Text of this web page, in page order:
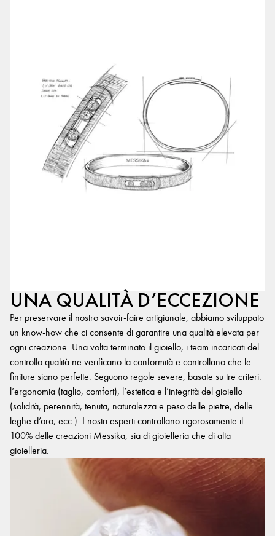
UNA QUALITÀ D’ECCEZIONE
Per preservare il nostro savoir-faire artigianale, abbiamo sviluppato
un know-how che ci consente di garantire una qualità elevata per
ogni creazione. Una volta terminato il gioiello, i team incaricati del
controllo qualità ne verificano la conformità e controllano che le
finiture siano perfette. Seguono regole severe, basate su tre criteri:
l’ergonomia (taglio, comfort), l’estetica e l’integrità del gioiello
(solidità, perennità, tenuta, naturalezza e peso delle pietre, delle
leghe d’oro, ecc.). I nostri esperti controllano rigorosamente il
100% delle creazioni Messika, sia di gioielleria che di alta
gioielleria.